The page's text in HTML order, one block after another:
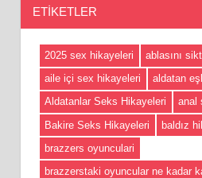
ETIKETLER
2025 sex hikayeleri
ablasını
aile içi sex hikayeleri
aldatan
Aldatanlar Seks Hikayeleri
anal
Bakire Seks Hikayeleri
baldız
brazzers oyunculari
brazzerstaki oyuncular ne kadar